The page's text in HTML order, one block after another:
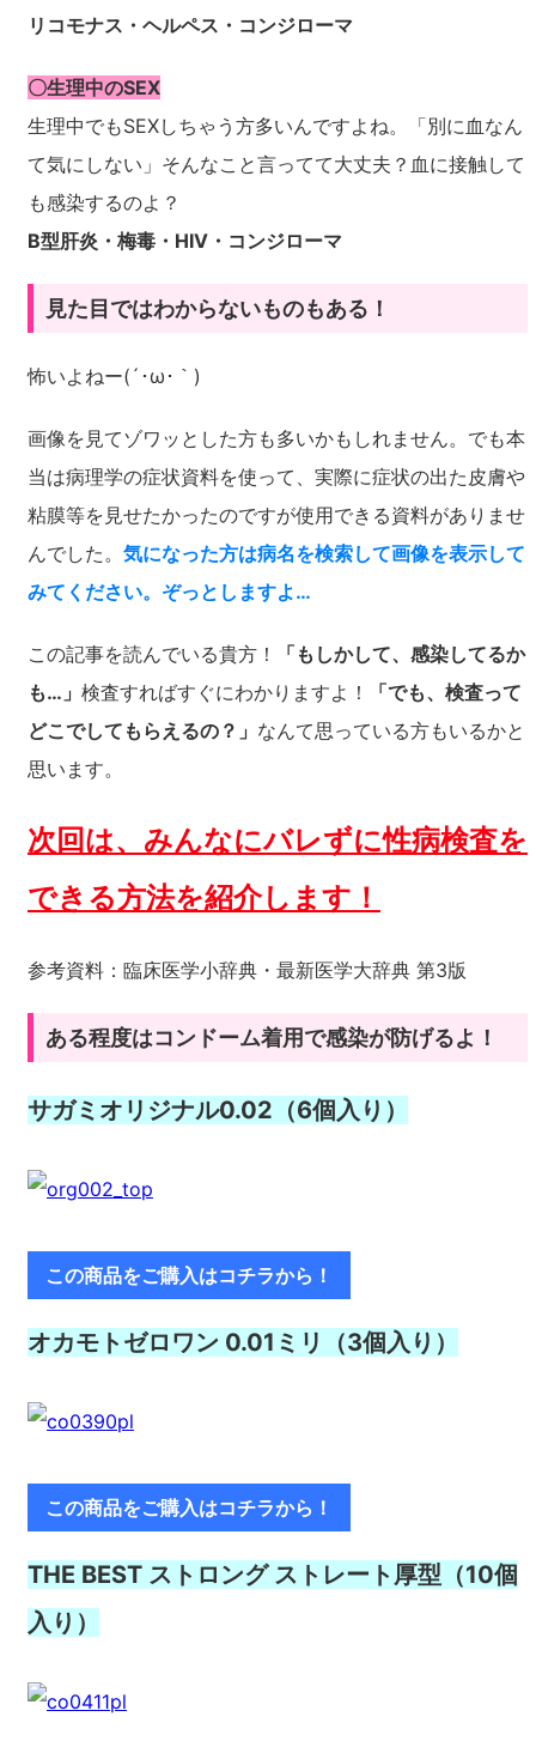
リコモナス・ヘルペス・コンジローマ
〇生理中のSEX
生理中でもSEXしちゃう方多いんですよね。「別に血なん
て気にしない」そんなこと言ってて大丈夫？血に接触して
も感染するのよ？
B型肝炎・梅毒・HIV・コンジローマ
見た目ではわからないものもある！
怖いよねー(´･ω･｀)
画像を見てゾワッとした方も多いかもしれません。でも本
当は病理学の症状資料を使って、実際に症状の出た皮膚や
粘膜等を見せたかったのですが使用できる資料がありませ
んでした。 気になった方は病名を検索して画像を表示して
みてください。ぞっとしますよ…
この記事を読んでいる貴方！
「もしかして、感染してるか
も…」 検査すればすぐにわかりますよ！
「でも、検査って
どこでしてもらえるの？」 なんて思っている方もいるかと
思います。
次回は、みんなにバレずに性病検査を
できる方法を紹介します！
参考資料：臨床医学小辞典・最新医学大辞典 第3版
ある程度はコンドーム着用で感染が防げるよ！
サガミオリジナル0.02（6個入り）
この商品をご購入はコチラから！
オカモトゼロワン 0.01ミリ（3個入り）
この商品をご購入はコチラから！
THE BEST ストロング ストレート厚型（10個
入り）